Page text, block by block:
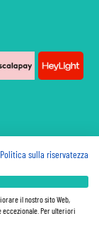
inclusi. Le quote di
Politica sulla riservatezza
il nostro sito Web,
Per ulteriori